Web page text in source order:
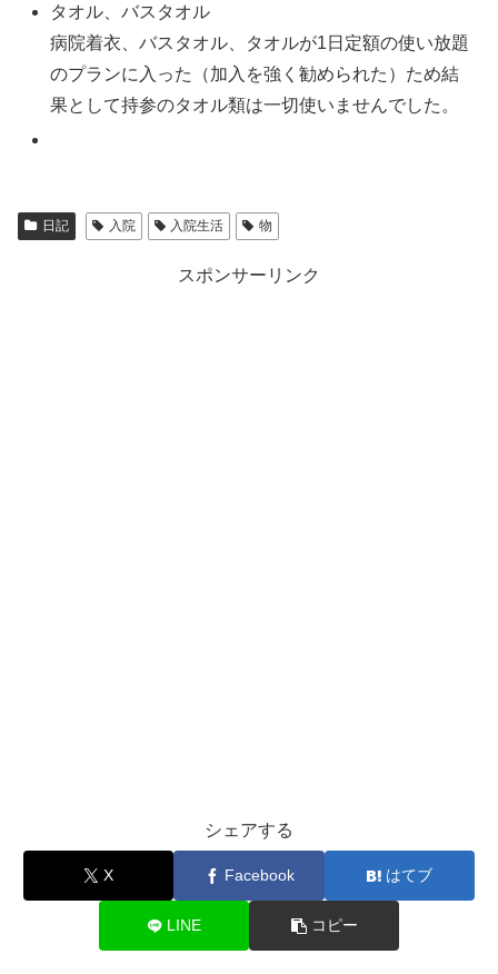
タオル、バスタオル
病院着衣、バスタオル、タオルが1日定額の使い放題
のプランに入った（加入を強く勧められた）ため結
果として持参のタオル類は一切使いませんでした。
日記 入院 入院生活 物
スポンサーリンク
シェアする
X Facebook はてブ
LINE コピー